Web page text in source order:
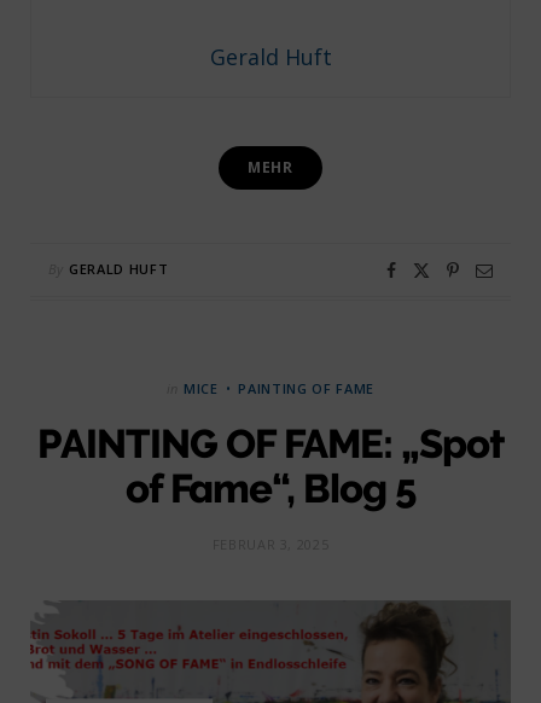
Gerald Huft
MEHR
GERALD HUFT
MICE PAINTING OF FAME
PAINTING OF FAME: „Spot
of Fame“, Blog 5